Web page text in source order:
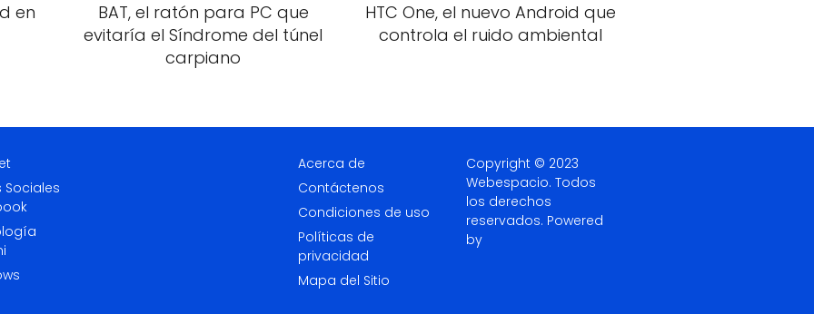
en
BAT, el ratón para PC que
evitaría el Síndrome del túnel
carpiano
HTC One, el nuevo Android que
controla el ruido ambiental
Sociales
Acerca de
Contáctenos
Condiciones de uso
Políticas de
privacidad
Mapa del Sitio
Copyright © 2023
Webespacio. Todos
los derechos
reservados. Powered
by